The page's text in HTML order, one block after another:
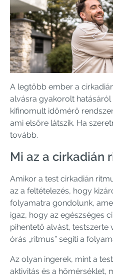
A legtöbb ember a
alvásra gyakorolt ​​hatásáról
kifinomult időmérő
ami elsőre látszik. Ha
tovább.
Mi az a cirkadián
Amikor a test cirkadián
az a feltételezés, hogy
folyamatra gondolunk,
igaz, hogy az egészséges
pihentető alvást,
órás „ritmus” segíti a
Az olyan ingerek, mint a
aktivitás és a hőmérséklet,